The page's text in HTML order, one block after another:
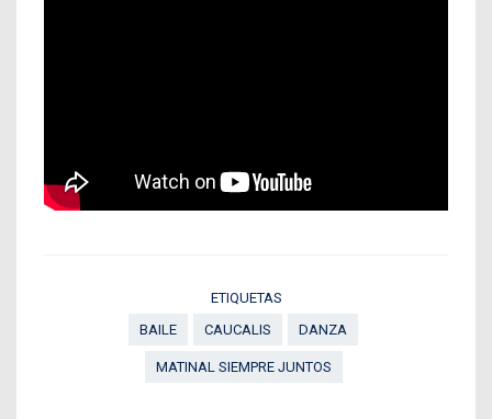
ETIQUETAS
BAILE
CAUCALIS DANZA
MATINAL SIEMPRE JUNTOS